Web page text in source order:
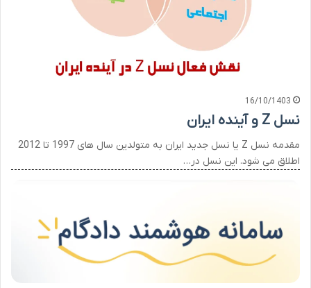
16/10/1403
نسل Z و آینده ایران
مقدمه نسل Z یا نسل جدید ایران به متولدین سال های 1997 تا 2012
اطلاق می شود. این نسل در…